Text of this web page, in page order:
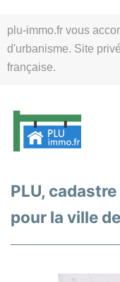
plu-immo.fr vous
d'urbanisme. Site
française.
au
contenu
PLU,
pour la ville